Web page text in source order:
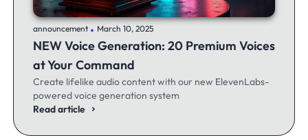
announcement .March 10, 2025
NEW Voice Generation: 20 Premium Voices
at Your Command
Create lifelike audio content with our new ElevenLabs-
powered voice generation system
Read article